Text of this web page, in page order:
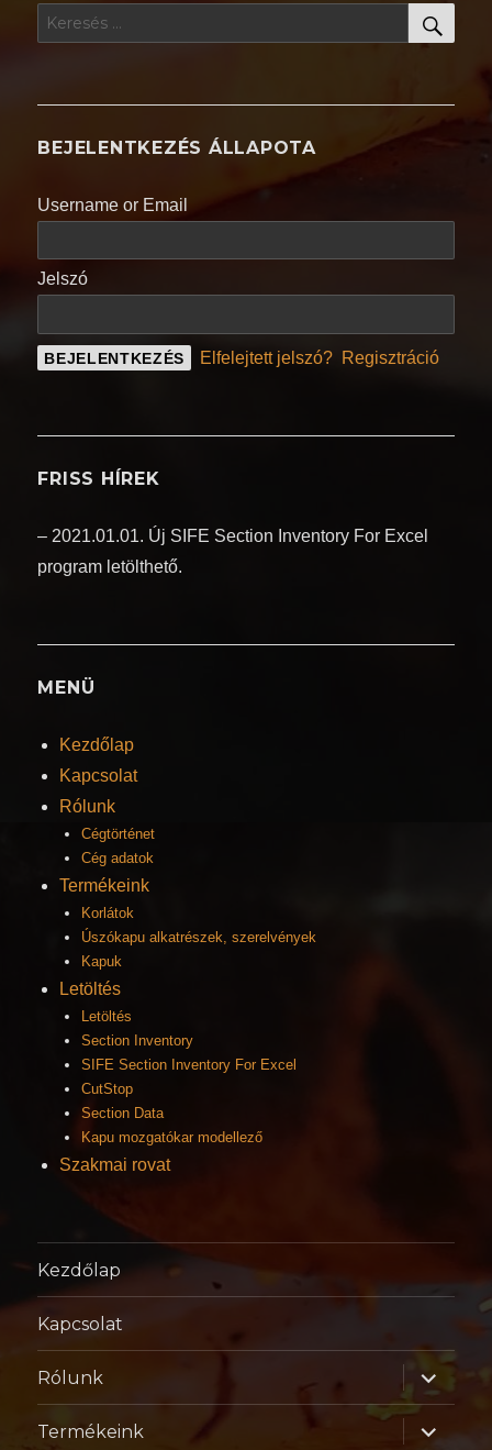
Keresés
a
kifejezésre:
BEJELENTKEZÉS ÁLLAPOTA
Username or Email
Jelszó
Elfelejtett jelszó? Regisztráció
FRISS HÍREK
– 2021.01.01. Új SIFE Section Inventory For Excel
program letölthető.
MENÜ
Kezdőlap
Kapcsolat
Rólunk
Cégtörténet
Cég adatok
Termékeink
Korlátok
Úszókapu alkatrészek, szerelvények
Kapuk
Letöltés
Letöltés
Section Inventory
SIFE Section Inventory For Excel
CutStop
Section Data
Kapu mozgatókar modellező
Szakmai rovat
Kezdőlap
Kapcsolat
Rólunk
almenü
Termékeink
almenü